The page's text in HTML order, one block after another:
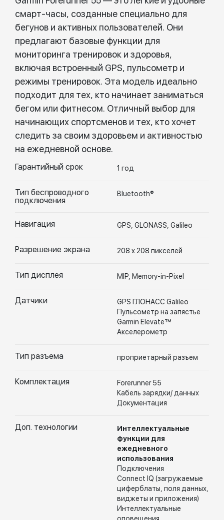
смарт-часы, созданные специально для
бегунов и активных пользователей. Они
предлагают базовые функции для
мониторинга тренировок и здоровья,
включая встроенный GPS, пульсометр и
режимы тренировок. Эта модель идеально
подходит для тех, кто начинает заниматься
бегом или фитнесом. Отличный выбор для
начинающих спортсменов и тех, кто хочет
следить за своим здоровьем и активностью
на ежедневной основе.
Гарантийный срок 1 год
Тип беспроводного
подключения
Bluetooth®
Навигация GPS, GLONASS, Galileo
Разрешение экрана 208 х 208 пикселей
Тип дисплея MIP, Memory-in-Pixel
Датчики
GPS ГЛОНАСС Galileo
Пульсометр на запястье
Garmin Elevate™
Акселерометр
Тип разъема проприетарный разъем
Комплектация
Forerunner 55
Кабель зарядки/ данных
Документация
Доп. технологии
Интеллектуальные
функции для
ежедневного
использования
Подключения
Connect IQ (загружаемые
циферблаты, поля данных,
виджеты и приложения)
Интеллектуальные